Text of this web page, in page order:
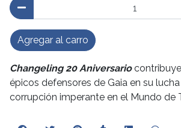
Agregar al carro
Changeling 20 Aniversario
épicos defensores de Gaia en su
corrupción imperante en el Mundo de